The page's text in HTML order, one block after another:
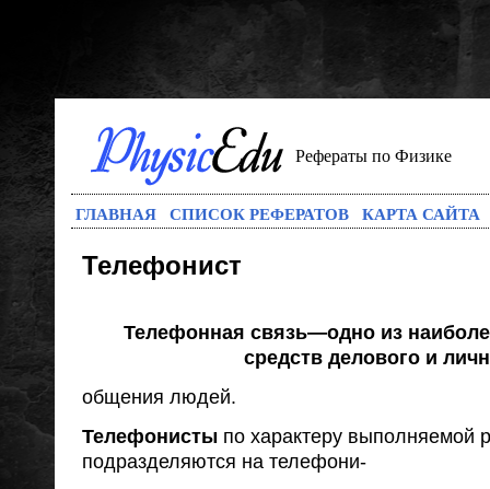
Рефераты по Физике
ГЛАВНАЯ СПИСОК РЕФЕРАТОВ КАРТА САЙТА
Телефонист
Телефонная связь—одно из
средств делового и
общения людей.
Телефонисты по характеру выполняемой
подразделяются на телефони-